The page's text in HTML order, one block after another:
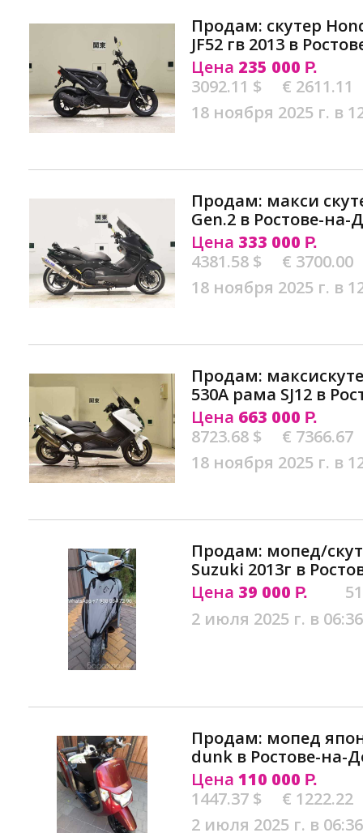
Продам: скутер
JF52 гв 2013 в
Цена 235 000 Р.
3092.11 $
€ 2611.11
18 ноября 2025 г. в
Продам: макси
Gen.2 в Ростове-на-
Цена 333 000 Р.
4381.58 $
€ 3700.00
18 ноября 2025 г. в
Продам:
530A рама SJ12 в
Цена 663 000 Р.
8723.68 $
€ 7366.67
18 ноября 2025 г. в
Продам: мопед/
Suzuki 2013г в
Цена 39 000 Р.
2 июля 2025 г. в 06:36
Продам: мопед
dunk в Ростове-на-
Цена 110 000 Р.
1447.37 $
€ 1222.22
2 июля 2025 г. в 06:36